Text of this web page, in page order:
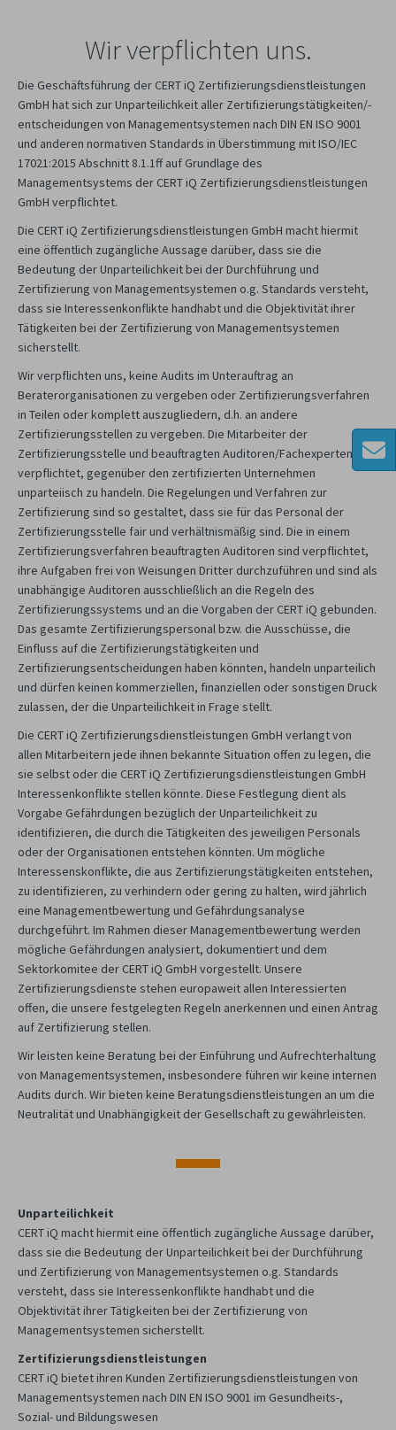
Wir verpflichten uns.
Die Geschäftsführung der CERT iQ Zertifizierungsdienstleistungen
GmbH hat sich zur Unparteilichkeit aller Zertifizierungstätigkeiten/-
entscheidungen von Managementsystemen nach DIN EN ISO 9001
und anderen normativen Standards in Überstimmung mit ISO/IEC
17021:2015 Abschnitt 8.1.1ff auf Grundlage des
Managementsystems der CERT iQ Zertifizierungsdienstleistungen
GmbH verpflichtet.
Die CERT iQ Zertifizierungsdienstleistungen GmbH macht hiermit
eine öffentlich zugängliche Aussage darüber, dass sie die
Bedeutung der Unparteilichkeit bei der Durchführung und
Zertifizierung von Managementsystemen o.g. Standards versteht,
dass sie Interessenkonflikte handhabt und die Objektivität ihrer
Tätigkeiten bei der Zertifizierung von Managementsystemen
sicherstellt.
Wir verpflichten uns, keine Audits im Unterauftrag an
Beraterorganisationen zu vergeben oder Zertifizierungsverfahren
in Teilen oder komplett auszugliedern, d.h. an andere
Zertifizierungsstellen zu vergeben. Die Mitarbeiter der
Zertifizierungsstelle und beauftragten Auditoren/Fachexperten sind
verpflichtet, gegenüber den zertifizierten Unternehmen
unparteiisch zu handeln. Die Regelungen und Verfahren zur
Zertifizierung sind so gestaltet, dass sie für das Personal der
Zertifizierungsstelle fair und verhältnismäßig sind. Die in einem
Zertifizierungsverfahren beauftragten Auditoren sind verpflichtet,
ihre Aufgaben frei von Weisungen Dritter durchzuführen und sind als
unabhängige Auditoren ausschließlich an die Regeln des
Zertifizierungssystems und an die Vorgaben der CERT iQ gebunden.
Das gesamte Zertifizierungspersonal bzw. die Ausschüsse, die
Einfluss auf die Zertifizierungstätigkeiten und
Zertifizierungsentscheidungen haben könnten, handeln unparteilich
und dürfen keinen kommerziellen, finanziellen oder sonstigen Druck
zulassen, der die Unparteilichkeit in Frage stellt.
Die CERT iQ Zertifizierungsdienstleistungen GmbH verlangt von
allen Mitarbeitern jede ihnen bekannte Situation offen zu legen, die
sie selbst oder die CERT iQ Zertifizierungsdienstleistungen GmbH
Interessenkonflikte stellen könnte. Diese Festlegung dient als
Vorgabe Gefährdungen bezüglich der Unparteilichkeit zu
identifizieren, die durch die Tätigkeiten des jeweiligen Personals
oder der Organisationen entstehen könnten. Um mögliche
Interessenskonflikte, die aus Zertifizierungstätigkeiten entstehen,
zu identifizieren, zu verhindern oder gering zu halten, wird jährlich
eine Managementbewertung und Gefährdungsanalyse
durchgeführt. Im Rahmen dieser Managementbewertung werden
mögliche Gefährdungen analysiert, dokumentiert und dem
Sektorkomitee der CERT iQ GmbH vorgestellt. Unsere
Zertifizierungsdienste stehen europaweit allen Interessierten
offen, die unsere festgelegten Regeln anerkennen und einen Antrag
auf Zertifizierung stellen.
Wir leisten keine Beratung bei der Einführung und Aufrechterhaltung
von Managementsystemen, insbesondere führen wir keine internen
Audits durch. Wir bieten keine Beratungsdienstleistungen an um die
Neutralität und Unabhängigkeit der Gesellschaft zu gewährleisten.
Unparteilichkeit
CERT iQ macht hiermit eine öffentlich zugängliche Aussage darüber,
dass sie die Bedeutung der Unparteilichkeit bei der Durchführung
und Zertifizierung von Managementsystemen o.g. Standards
versteht, dass sie Interessenkonflikte handhabt und die
Objektivität ihrer Tätigkeiten bei der Zertifizierung von
Managementsystemen sicherstellt.
Zertifizierungsdienstleistungen
CERT iQ bietet ihren Kunden Zertifizierungsdienstleistungen von
Managementsystemen nach DIN EN ISO 9001 im Gesundheits-,
Sozial- und Bildungswesen